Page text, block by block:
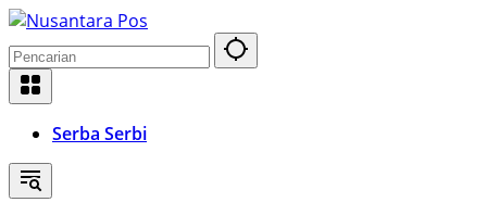
Langsung
ke
konten
Serba Serbi